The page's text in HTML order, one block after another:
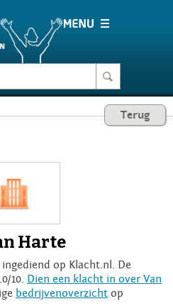
Terug
Harte
op Klacht.nl. De
10. Dien een klacht in over Van
bedrijvenoverzicht op